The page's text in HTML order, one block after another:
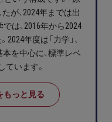
が、2024年までは出
は、2016年から2024
年度は「力学」、
基本を中心に、標準レベ
います。
もっと見る